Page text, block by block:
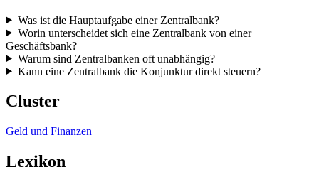
Was ist die Hauptaufgabe einer Zentralbank?
Worin unterscheidet sich eine Zentralbank von einer
Geschäftsbank?
Warum sind Zentralbanken oft unabhängig?
Kann eine Zentralbank die Konjunktur direkt steuern?
Cluster
Geld und Finanzen
Lexikon